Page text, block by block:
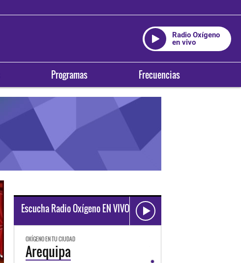
Radio Oxígeno
en vivo
Programas Frecuencias
Escucha Radio Oxígeno EN VIVO
OXÍGENO EN TU CIUDAD
Arequipa